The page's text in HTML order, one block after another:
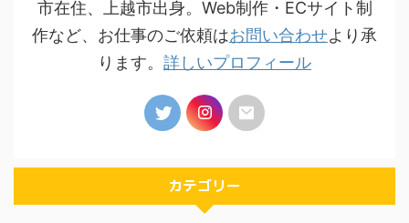
市在住、上越市出身。Web制作・ECサイト制
作など、お仕事のご依頼はお問い合わせより承
ります。 詳しいプロフィール
カテゴリー